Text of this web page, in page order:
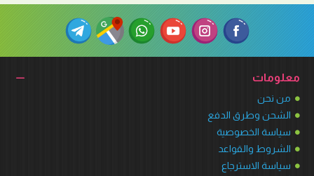
معلومات
من نحن
الشحن وطرق الدفع
سياسة الخصوصية
الشروط والقواعد
سياسة الاسترجاع